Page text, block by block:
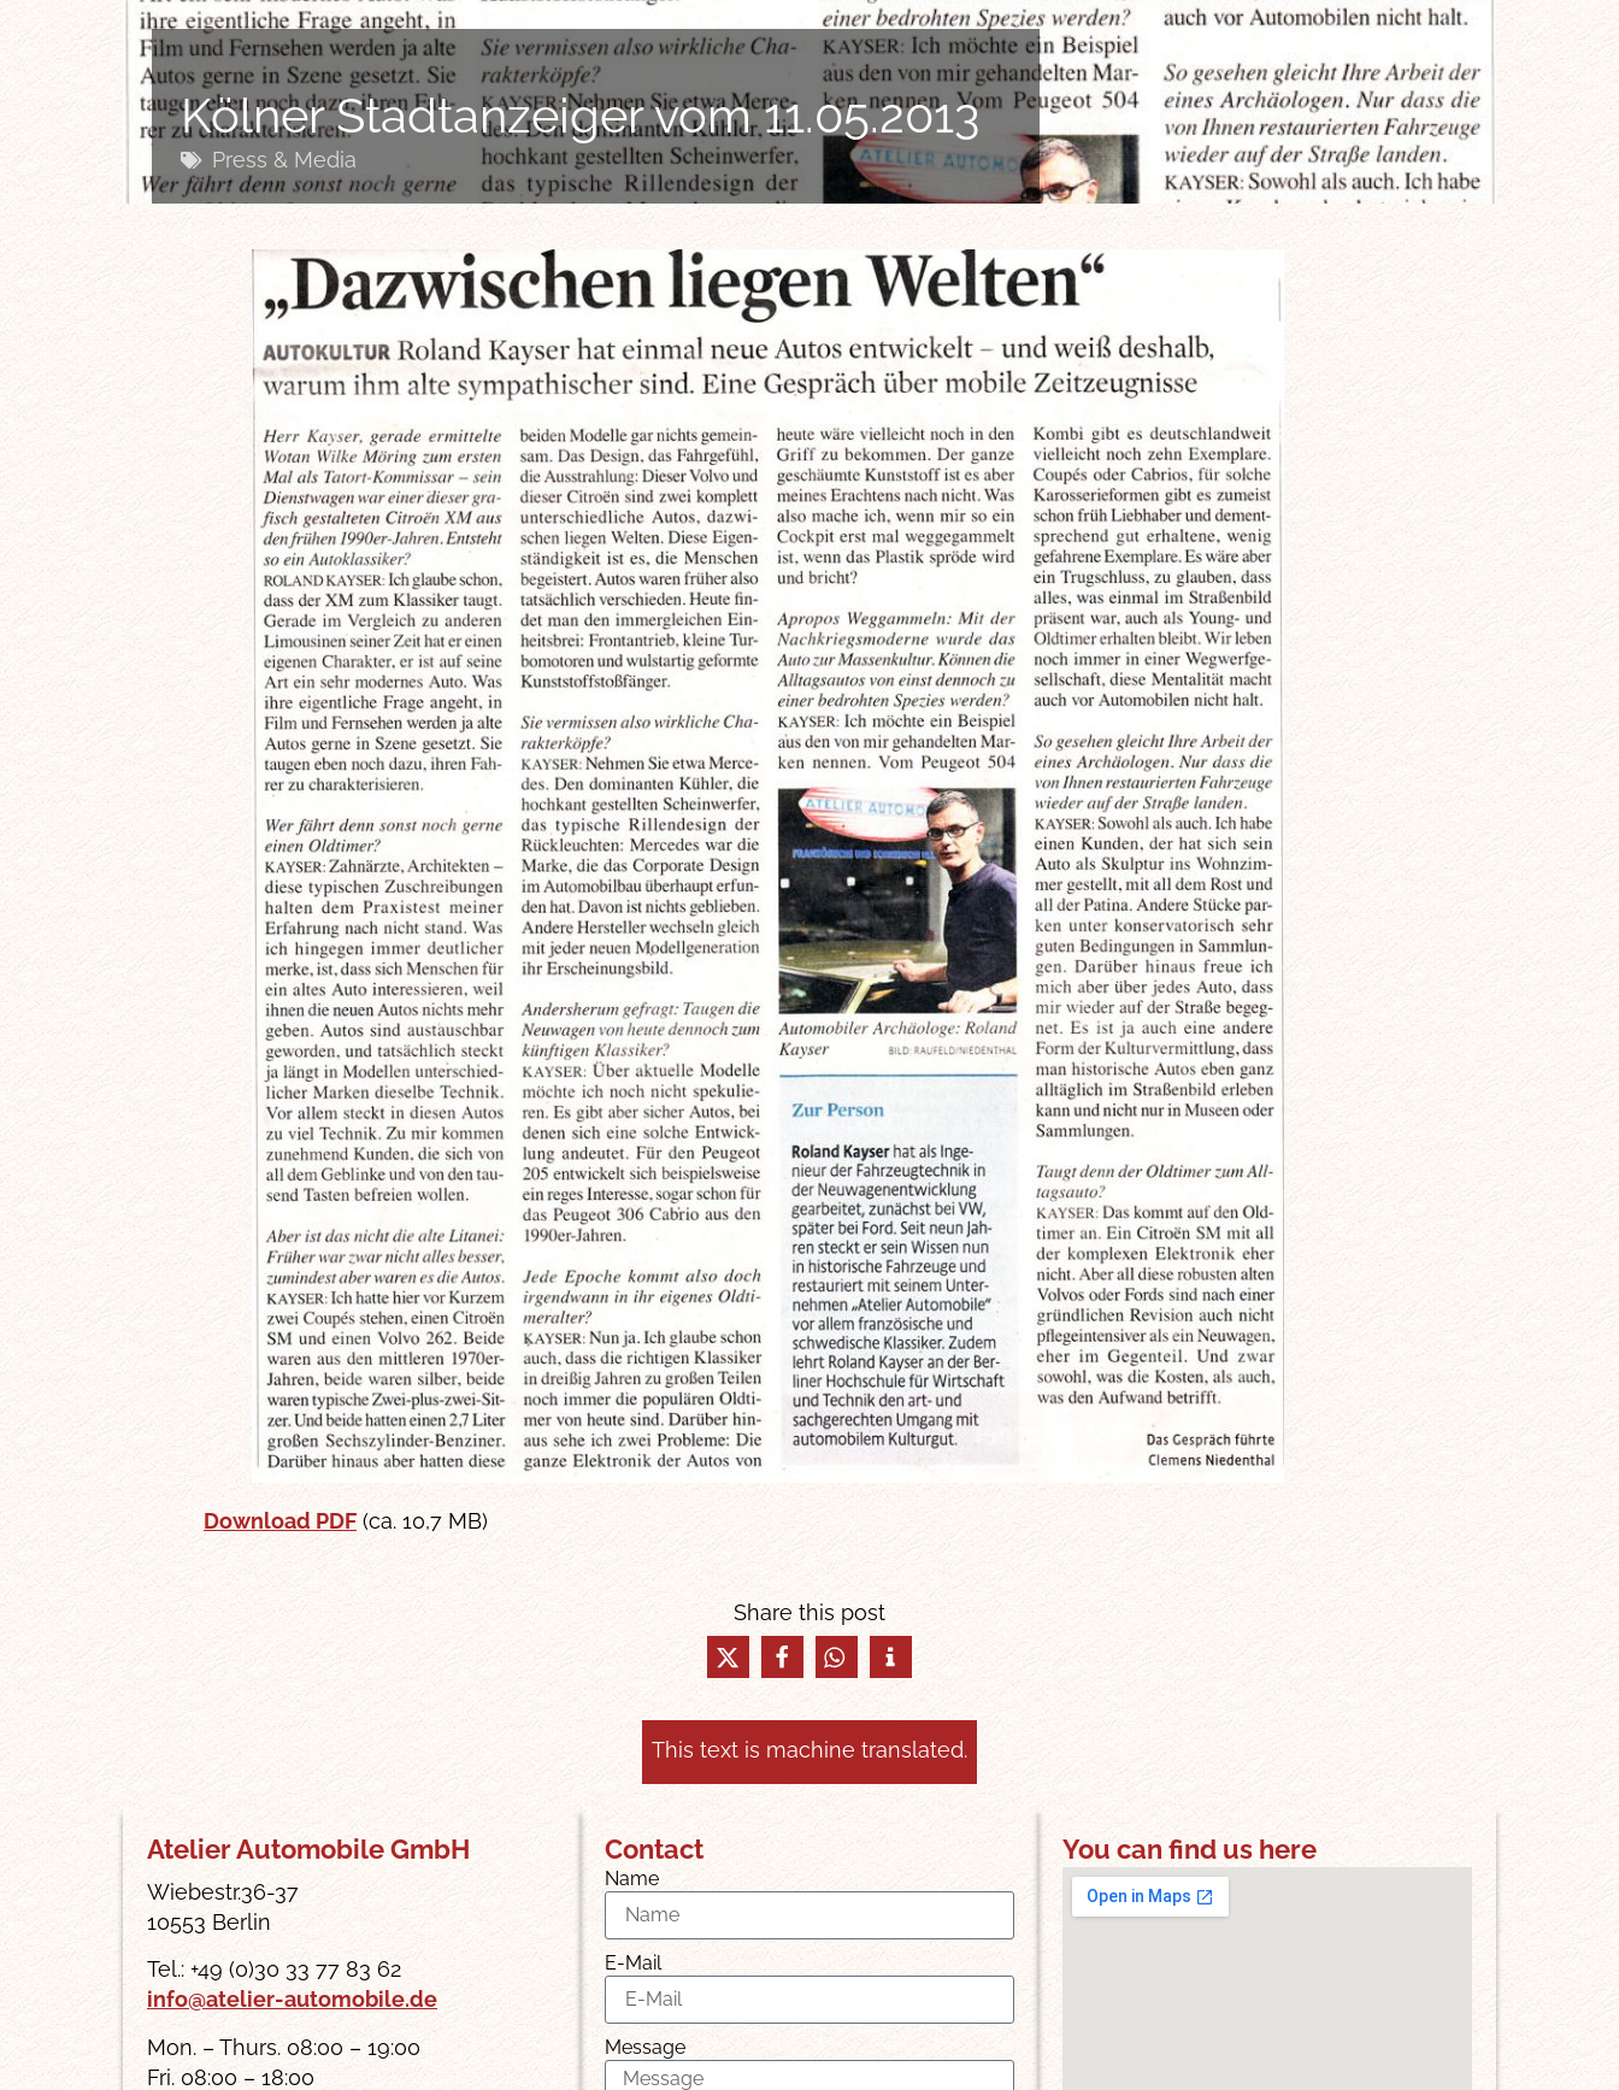
Kölner Stadtanzeiger vom 11.05.2013
Press & Media
Download PDF (ca. 10,7 MB)
Share this post
This text is machine translated.
Atelier Automobile GmbH
Wiebestr.36-37
10553 Berlin
Tel.: +49 (0)30 33 77 83 62
info@atelier-automobile.de
Mon. – Thurs. 08:00 – 19:00
Fri. 08:00 – 18:00
Contact
Name
E-Mail
Message
You can find us here